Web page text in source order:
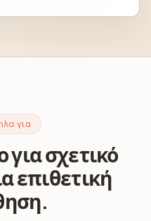
για
για σχετικό
επιθετική